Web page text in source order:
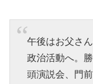
午後はお父さ
政治活動へ。
頭演説会、門